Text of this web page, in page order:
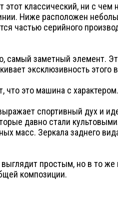
классический, ни с чем
Ниже расположен
частью серийного
самый заметный элемент.
эксклюзивность этого
что это машина с характером.
спортивный дух и
давно стали
масс. Зеркала заднего
простым, но в то
композиции.